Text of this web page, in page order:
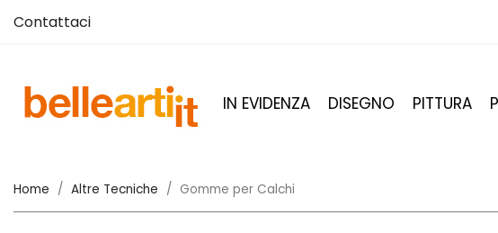
Contattaci
IN EVIDENZA DISEGNO PITTURA
Home Altre Tecniche Gomme per Calchi